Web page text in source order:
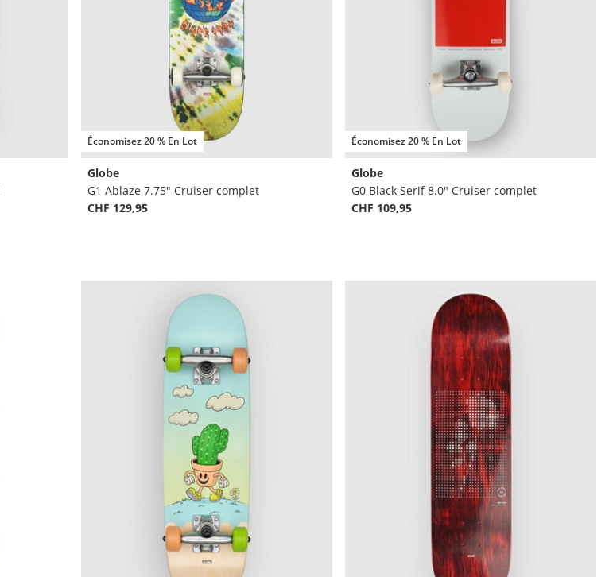
Économisez 20 % En Lot
Globe
G1 Ablaze 7.75" Cruiser complet
CHF 129,95
Économisez 20 % En Lot
Globe
G0 Black Serif 8.0" Cruiser complet
CHF 109,95